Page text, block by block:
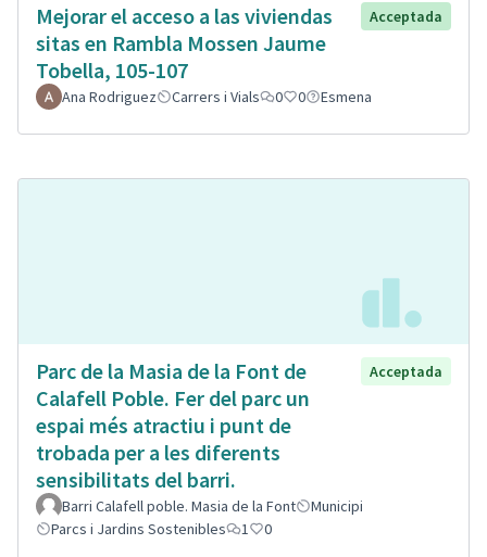
Mejorar el acceso a las viviendas
sitas en Rambla Mossen Jaume
Tobella, 105-107
Acceptada
Ana Rodriguez Carrers i Vials 0 0 Esmena
Parc de la Masia de la Font de
Calafell Poble. Fer del parc un
espai més atractiu i punt de
trobada per a les diferents
sensibilitats del barri.
Acceptada
Barri Calafell poble. Masia de la Font
Municipi
Parcs i Jardins Sostenibles
1 0